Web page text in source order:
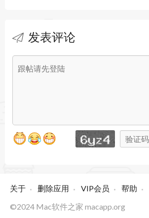
发表评论
关于 删除应用 VIP会员 帮助
©2024 Mac软件之家 macapp.org